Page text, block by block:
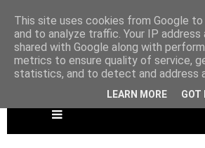
This site uses cookies from Google
and to analyze traffic. Your IP address
shared with Google along with
metrics to ensure quality of service,
statistics, and to detect and address
LEARN MORE GOT